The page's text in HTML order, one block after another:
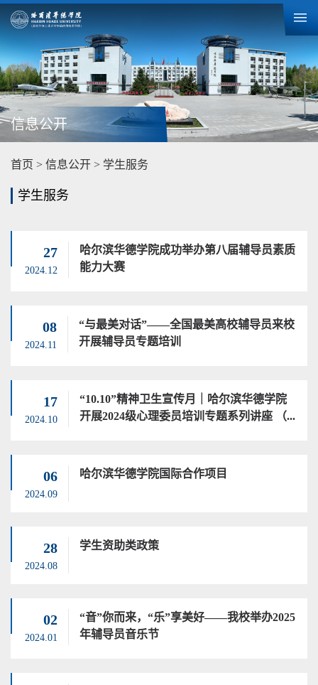
信息公开
首页 > 信息公开 > 学生服务
学生服务
27
2024.12
哈尔滨华德学院成功举办第八届辅导员素质
能力大赛
08
2024.11
“与最美对话”——全国最美高校辅导员来校
开展辅导员专题培训
17
2024.10
“10.10”精神卫生宣传月｜哈尔滨华德学院
开展2024级心理委员培训专题系列讲座 （...
06
2024.09
哈尔滨华德学院国际合作项目
28
2024.08
学生资助类政策
02
2024.01
“音”你而来，“乐”享美好——我校举办2025
年辅导员音乐节